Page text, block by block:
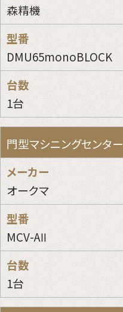
森精機
DMU65monoBLOCK
1台
門型マシニングセンター
オークマ
MCV-AⅡ
1台